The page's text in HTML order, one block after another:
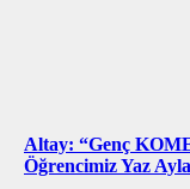
Altay: “Genç
Öğrencimiz Yaz